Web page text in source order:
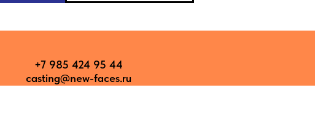
+7 985 424 95 44
casting@new-faces.ru